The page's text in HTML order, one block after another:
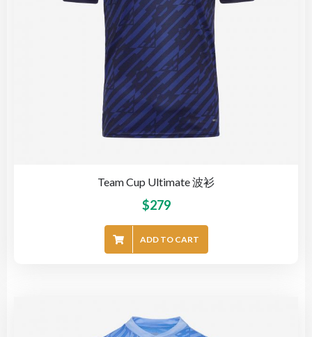
Team Cup Ultimate 波衫
$279
ADD TO CART